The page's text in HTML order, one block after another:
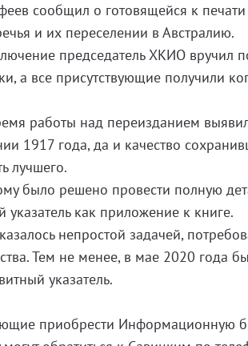
сообщил о готовящейся к
и их переселении в Австралию.
председатель ХКИО вручил
а все присутствующие получили
работы над переизданием
1917 года, да и качество
лучшего.
было решено провести полную
указатель как приложение к книге.
непростой задачей,
Тем не менее, в мае 2020 года
указатель.
приобрести Информационную